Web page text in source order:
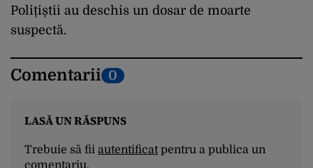
Polițiștii au deschis un dosar de moarte
suspectă.
Comentarii 0
LASĂ UN RĂSPUNS
Trebuie să fii autentificatpentru a publica un
comentariu.